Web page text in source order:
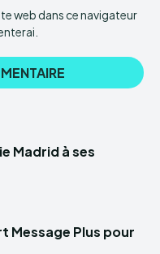
web dans ce navigateur
Madrid à ses
Message Plus pour